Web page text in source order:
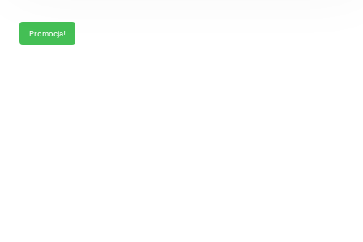
Promocja!